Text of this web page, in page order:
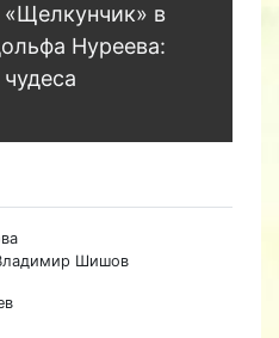
в
Нуреева:
Шишов